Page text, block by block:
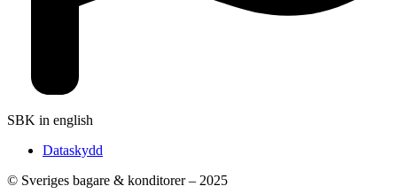
SBK in english
Dataskydd
© Sveriges bagare & konditorer – 2025